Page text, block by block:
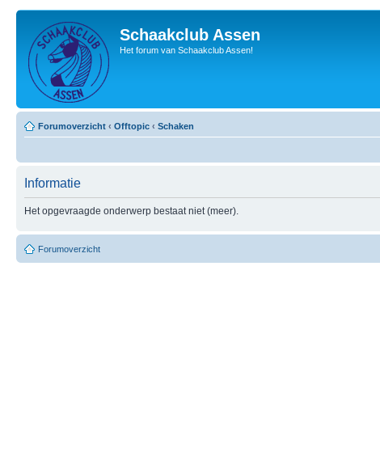
Schaakclub Assen
Het forum van Schaakclub Assen!
Forumoverzicht ‹ Offtopic ‹ Schaken
Informatie
Het opgevraagde onderwerp bestaat niet (meer).
Forumoverzicht